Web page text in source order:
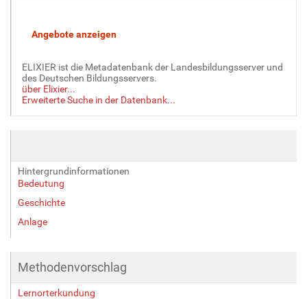
n
r
G
ö
ß
ELIXIER ist die Metadatenbank der Landesbildungsserver und
des Deutschen Bildungsservers.
über Elixier...
Erweiterte Suche in der Datenbank...
Hintergrundinformationen
Bedeutung
Geschichte
Anlage
Methodenvorschlag
Lernorterkundung